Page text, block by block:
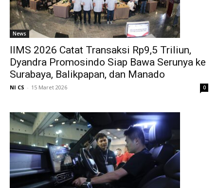
News
IIMS 2026 Catat Transaksi Rp9,5 Triliun,
Dyandra Promosindo Siap Bawa Serunya ke
Surabaya, Balikpapan, dan Manado
NI CS - 15 Maret 2026 0